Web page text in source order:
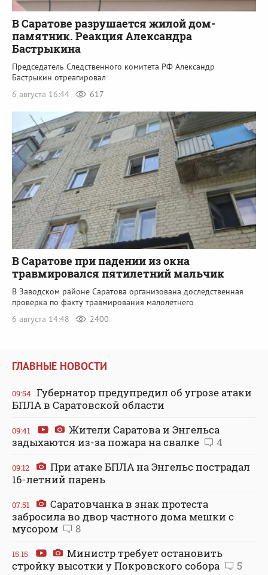
В Саратове разрушается жилой дом-
памятник. Реакция Александра
Бастрыкина
Председатель Следственного комитета РФ Александр
Бастрыкин отреагировал
6 августа 16:44
617
В Саратове при падении из окна
травмировался пятилетний мальчик
В Заводском районе Саратова организована доследственная
проверка по факту травмирования малолетнего
6 августа 14:48
2400
ГЛАВНЫЕ НОВОСТИ
09:54 Губернатор предупредил об угрозе атаки
БПЛА в Саратовской области
09:41
Жители Саратова и Энгельса
задыхаются из-за пожара на свалке
4
09:12
При атаке БПЛА на Энгельс пострадал
16-летний парень
07:51
Саратовчанка в знак протеста
забросила во двор частного дома мешки с
мусором
8
15:15
Министр требует остановить
стройку высотки у Покровского собора
5